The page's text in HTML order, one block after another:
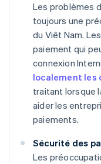
Les problèmes
toujours une
du Viêt Nam.
paiement qui
connexion
localement les
traitant lorsque
aider les
paiements.
Sécurité des
Les